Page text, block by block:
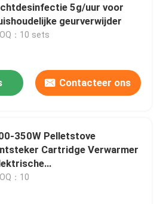
5g/uur voor
geurverwijder
：10 sets
Contacteer ons
350W Pelletstove
Cartridge Verwarmer
：10